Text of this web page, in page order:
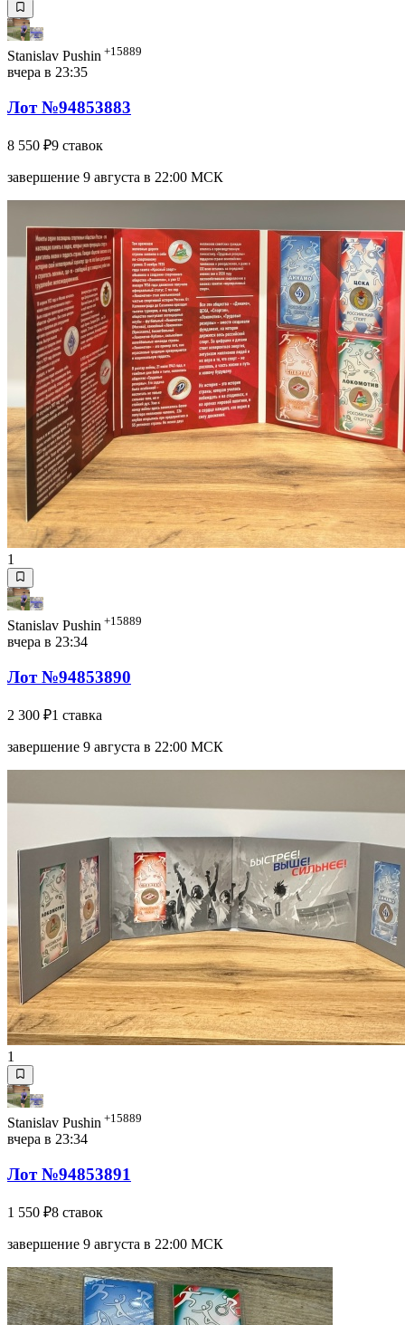
Stanislav Pushin +15889
вчера в 23:35
Лот №94853883
8 550 ₽9 ставок
завершение 9 августа в 22:00 МСК
1
Stanislav Pushin +15889
вчера в 23:34
Лот №94853890
2 300 ₽1 ставка
завершение 9 августа в 22:00 МСК
1
Stanislav Pushin +15889
вчера в 23:34
Лот №94853891
1 550 ₽8 ставок
завершение 9 августа в 22:00 МСК